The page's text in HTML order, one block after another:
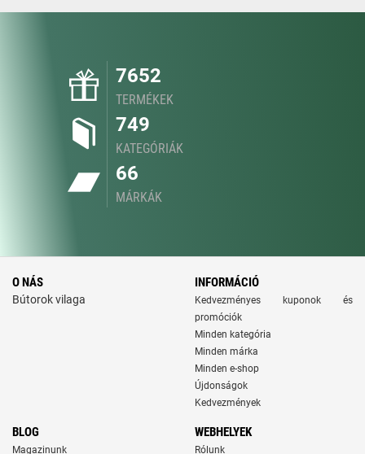
7652
TERMÉKEK
749
KATEGÓRIÁK
66
MÁRKÁK
O NÁS
Bútorok vilaga
INFORMÁCIÓ
Kedvezményes kuponok és
promóciók
Minden kategória
Minden márka
Minden e-shop
Újdonságok
Kedvezmények
BLOG
Magazinunk
WEBHELYEK
Rólunk